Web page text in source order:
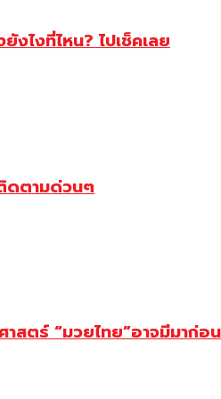
งไงที่ไหน? ไปเช็คเลย
ดตามด่วนๆ
สตร์ “มวยไทย”อาจมีมาก่